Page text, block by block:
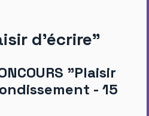
d'écrire"
"Plaisir
- 15